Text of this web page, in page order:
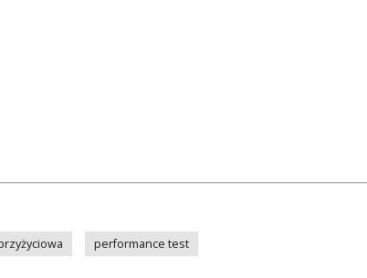
performance test